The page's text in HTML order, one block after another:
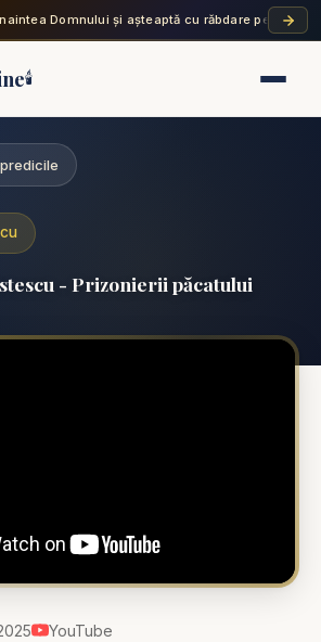
Domnului și așteaptă cu răbdare pe El; nu
🕯️
- Prizonierii păcatului
YouTube